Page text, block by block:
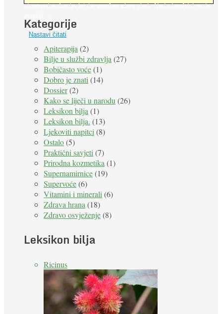
stanovnika Zemlje bit će ugrožen zbog gladi. Nadu (možda) nude
Nastavi čitati
Kategorije
Apiterapija (2)
Bilje u službi zdravlja (27)
Bobičasto voće(1)
Dobro je znati (14)
Dossier(2)
Kako se liječi u narodu (26)
Leksikon bilja (1)
Leksikon bilja. (13)
Ljekoviti napitci (8)
Ostalo(5)
Praktični savjeti (7)
Prirodna kozmetika (1)
Supernamirnice(19)
Supervoće(6)
Vitamini i minerali (6)
Zdrava hrana (18)
Zdravo osvježenje(8)
Leksikon bilja
Ricinus